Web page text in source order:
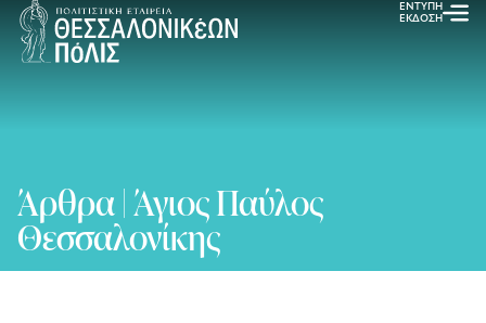
ΕΝΤΥΠΗ
ΕΚΔΟΣΗ
Άρθρα | Άγιος Παύλος
Θεσσαλονίκης